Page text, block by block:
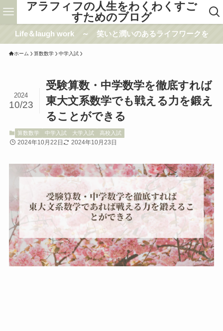
アラフィフの人生をわくわくすご
すためのブログ
Life＆laugh work ～ 笑いと潤いのあるライフワークを
ホーム 算数数学 中学入試
受験算数・中学数学を徹底すれば
東大文系数学でも戦える力を鍛え
ることができる
2024
10/23
算数数学 中学入試 大学入試 高校入試
2024年10月22日 2024年10月23日